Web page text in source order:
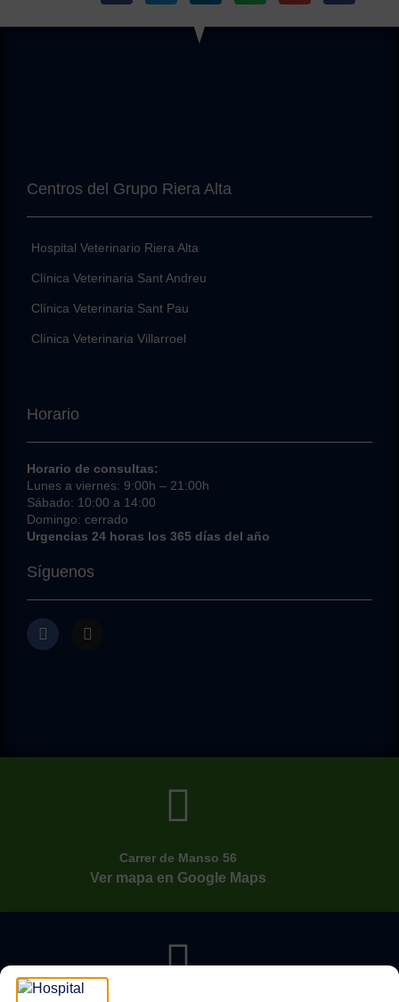
Centros del Grupo Riera Alta
Hospital Veterinario Riera Alta
Clínica Veterinaria Sant Andreu
Clínica Veterinaria Sant Pau
Clínica Veterinaria Villarroel
Horario
Horario de consultas:
Lunes a viernes: 9:00h – 21:00h
Sábado: 10:00 a 14:00
Domingo: cerrado
Urgencias 24 horas los 365 días del año
Síguenos
Carrer de Manso 56
Ver mapa en Google Maps